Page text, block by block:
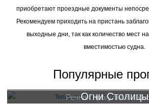
приобретают проездные документы
Рекомендуем приходить на пристань
выходные дни, так как количество мест
вместимостью судна.
Популярные
Речная прогулка по
Огни Столицы